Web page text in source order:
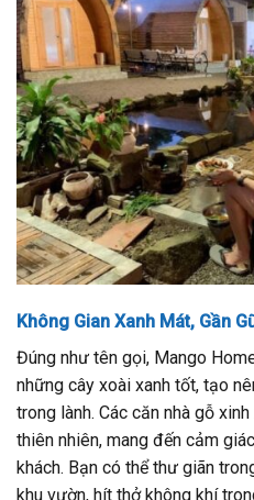
Không Gian Xanh Mát, Gần
Đúng như tên gọi, Mango
những cây xoài xanh tốt, tạo
trong lành. Các căn nhà gỗ
thiên nhiên, mang đến cảm
khách. Bạn có thể thư giãn
khu vườn, hít thở không khí